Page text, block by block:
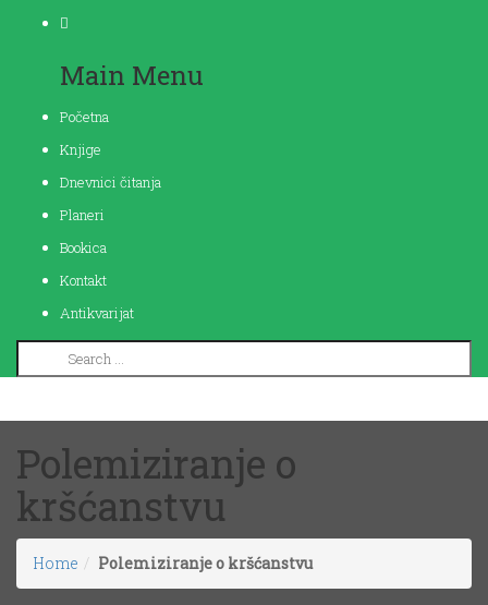
Main Menu
Početna
Knjige
Dnevnici čitanja
Planeri
Bookica
Kontakt
Antikvarijat
Polemiziranje o
kršćanstvu
Home Polemiziranje o kršćanstvu